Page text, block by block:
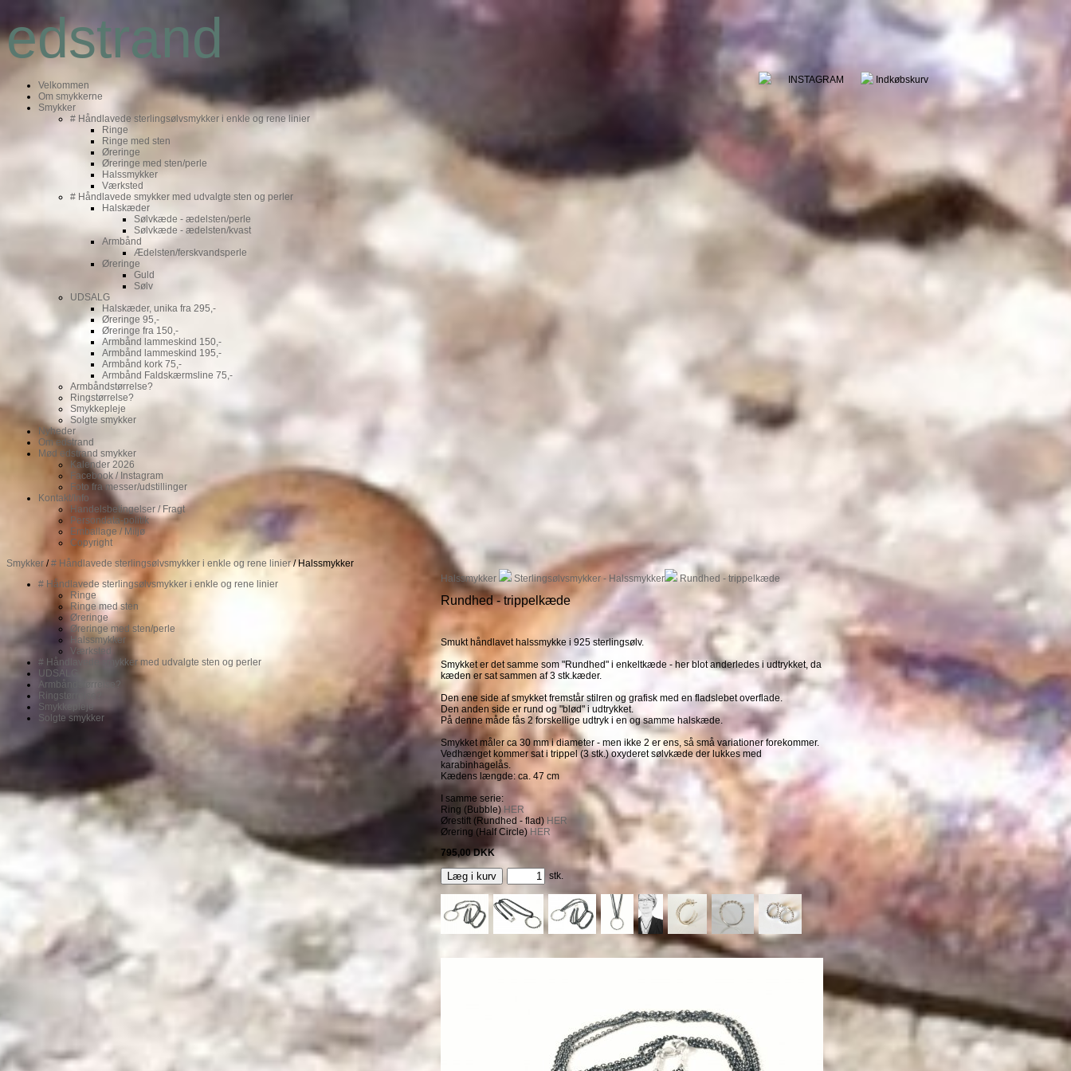
edstrand
INSTAGRAM Indkøbskurv
Velkommen
Om smykkerne
Smykker
# Håndlavede sterlingsølvsmykker i enkle og rene linier
Ringe
Ringe med sten
Øreringe
Øreringe med sten/perle
Halssmykker
Værksted
# Håndlavede smykker med udvalgte sten og perler
Halskæder
Sølvkæde - ædelsten/perle
Sølvkæde - ædelsten/kvast
Armbånd
Ædelsten/ferskvandsperle
Øreringe
Guld
Sølv
UDSALG
Halskæder, unika fra 295,-
Øreringe 95,-
Øreringe fra 150,-
Armbånd lammeskind 150,-
Armbånd lammeskind 195,-
Armbånd kork 75,-
Armbånd Faldskærmsline 75,-
Armbåndstørrelse?
Ringstørrelse?
Smykkepleje
Solgte smykker
Nyheder
Om edstrand
Mød edstrand smykker
Kalender 2026
Facebook / Instagram
Foto fra messer/udstillinger
Kontakt/Info
Handelsbetingelser / Fragt
Persondata-politik
Emballage / Miljø
Copyright
Smykker /# Håndlavede sterlingsølvsmykker i enkle og rene linier/ Halssmykker
# Håndlavede sterlingsølvsmykker i enkle og rene linier
Ringe
Ringe med sten
Øreringe
Øreringe med sten/perle
Halssmykker
Værksted
# Håndlavede smykker med udvalgte sten og perler
UDSALG
Armbåndstørrelse?
Ringstørrelse?
Smykkepleje
Solgte smykker
Halssmykker Sterlingsølvsmykker - Halssmykker Rundhed - trippelkæde
Rundhed - trippelkæde
Smukt håndlavet halssmykke i 925 sterlingsølv.
Smykket er det samme som "Rundhed" i enkeltkæde - her blot anderledes i udtrykket, da
kæden er sat sammen af 3 stk.kæder.
Den ene side af smykket fremstår stilren og grafisk med en fladslebet overflade.
Den anden side er rund og "blød" i udtrykket.
På denne måde fås 2 forskellige udtryk i en og samme halskæde.
Smykket måler ca 30 mm i diameter - men ikke 2 er ens, så små variationer forekommer.
Vedhænget kommer sat i trippel (3 stk.) oxyderet sølvkæde der lukkes med
karabinhagelås.
Kædens længde: ca. 47 cm
I samme serie:
Ring (Bubble) HER
Ørestift (Rundhed - flad) HER
Ørering (Half Circle)HER
795,00DKK
Læg i kurv stk.